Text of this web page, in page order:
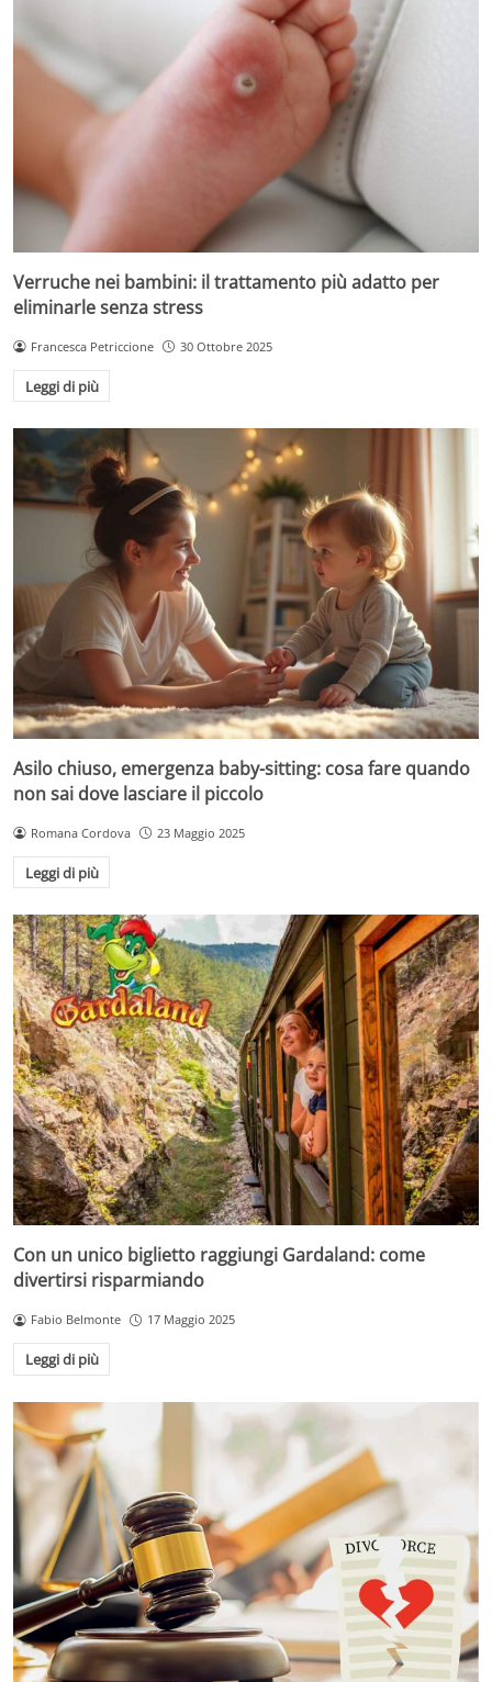
Verruche nei bambini: il trattamento più adatto per
eliminarle senza stress
Francesca Petriccione 30 Ottobre 2025
Leggi di più
Asilo chiuso, emergenza baby-sitting: cosa fare quando
non sai dove lasciare il piccolo
Romana Cordova 23 Maggio 2025
Leggi di più
Con un unico biglietto raggiungi Gardaland: come
divertirsi risparmiando
Fabio Belmonte 17 Maggio 2025
Leggi di più